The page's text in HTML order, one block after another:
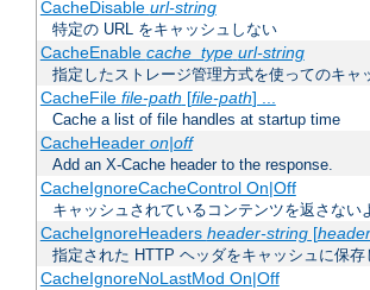
CacheDisable url-string
特定の URL をキャッシュしない
CacheEnable cache_type url-string
指定したストレージ管理方式を使ってのキャ
CacheFile file-path [file-path] ...
Cache a list of file handles at startup time
CacheHeader on|off
Add an X-Cache header to the response.
CacheIgnoreCacheControl On|Off
キャッシュされているコンテンツを返さな
CacheIgnoreHeaders header-string[
指定された HTTP ヘッダをキャッシュに保存
CacheIgnoreNoLastMod On|Off